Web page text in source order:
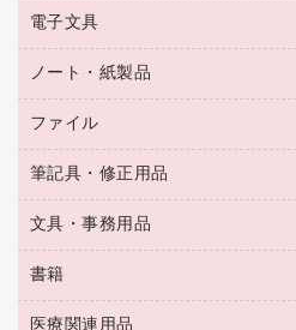
ハンドソープ・石鹸
トイレ用品
トイレ用洗剤
ティッシュペーパー
ダストボックス
タオル・アメニティ用品
タイムレコーダー
シュレッダ
ＯＨＰ用品
乾電池・充電池
フィルム・カメラ用品
デスクライト
アルバム
掃除機・クリーナー
空調・季節家電
その他電化製品
キッチン・調理家電
ＯＡタップ／延長コード
電子文具
電卓
ラベルテープ
その他電子文具
ノート・紙製品
封筒
粘着メモ
伝票
典礼用品
帳簿
ファイル
名刺整理用品
板目表紙・綴込表紙
背幅が伸びるファイル
統一伝票用ファイル
収納保存用品
筆記具・修正用品
万年筆
筆ペン
消しゴム
文具・事務用品
輪ゴム
両面テープ
書籍
パソコンソフト
医療関連用品